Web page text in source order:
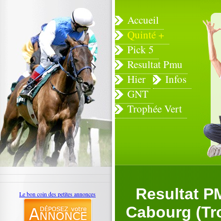
Accueil
Quinté +
Pick 5
Resultat Pmu
Hier
Infos
GNT
Trophée Vert
Resultat
Cabourg
Le bon coin des petites annonces